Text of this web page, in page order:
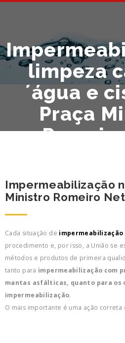
limpeza
´água e
Praça
Impermeabilização
Ministro Romeiro
Cada situação de impermeabilização
procedimento e, por isso, a União se
métodos e produtos de primeira
tanto para impermeabilização com
mantas asfálticas, quanto para os
impermeabilização.
O mais importante é uma ação correta